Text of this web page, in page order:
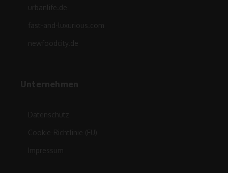
urbanlife.de
fast-and-luxurious.com
newfoodcity.de
Unternehmen
Datenschutz
Cookie-Richtlinie (EU)
Impressum